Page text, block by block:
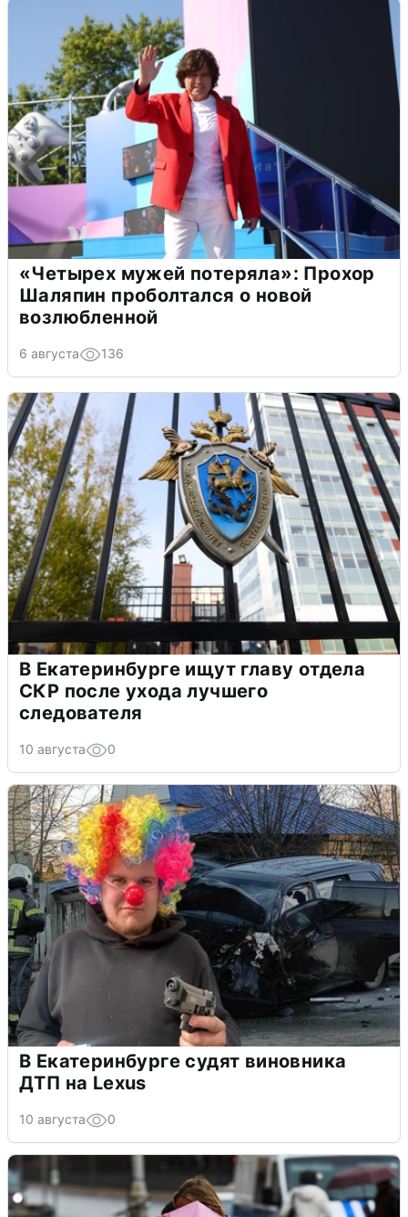
«Четырех мужей потеряла»: Прохор
Шаляпин проболтался о новой
возлюбленной
6 августа 136
В Екатеринбурге ищут главу отдела
СКР после ухода лучшего
следователя
10 августа 0
В Екатеринбурге судят виновника
ДТП на Lexus
10 августа 0